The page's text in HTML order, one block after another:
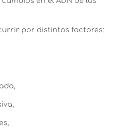
por distintos factores: